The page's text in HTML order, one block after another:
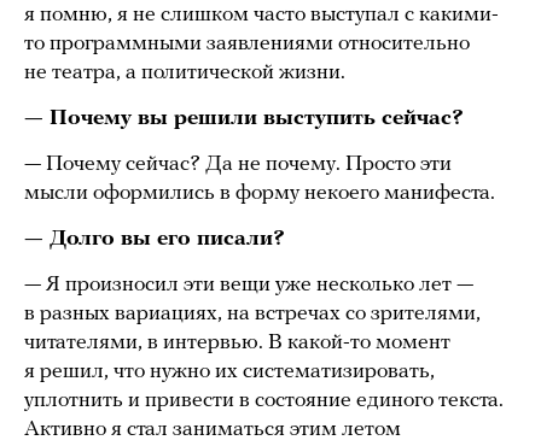
я помню, я не слишком часто выступал с какими-
то программными заявлениями относительно
не театра, а политической жизни.
— Почему вы решили выступить сейчас?
— Почему сейчас? Да не почему. Просто эти
мысли оформились в форму некоего манифеста.
— Долго вы его писали?
— Я произносил эти вещи уже несколько лет —
в разных вариациях, на встречах со зрителями,
читателями, в интервью. В какой-то момент
я решил, что нужно их систематизировать,
уплотнить и привести в состояние единого текста.
Активно я стал заниматься этим летом